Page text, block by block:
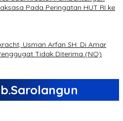
Pada Peringatan HUT RI ke
Usman Arfan SH: Di Amar
Tidak Diterima (NO)